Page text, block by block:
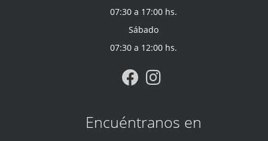
07:30 a 17:00 hs.
Sábado
07:30 a 12:00 hs.
Encuéntranos en